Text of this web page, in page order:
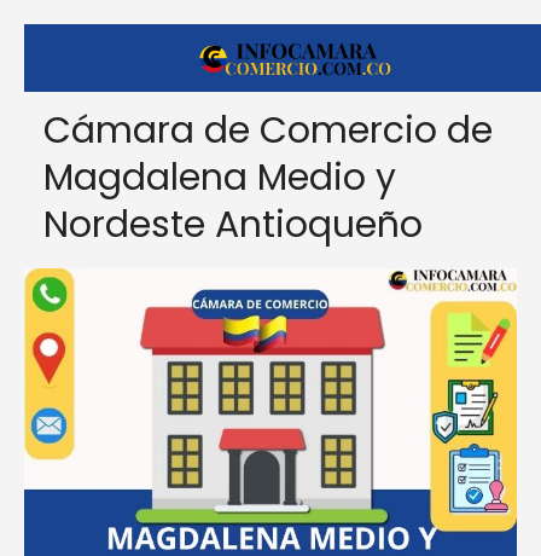
Cámara de Comercio de
Magdalena Medio y
Nordeste Antioqueño